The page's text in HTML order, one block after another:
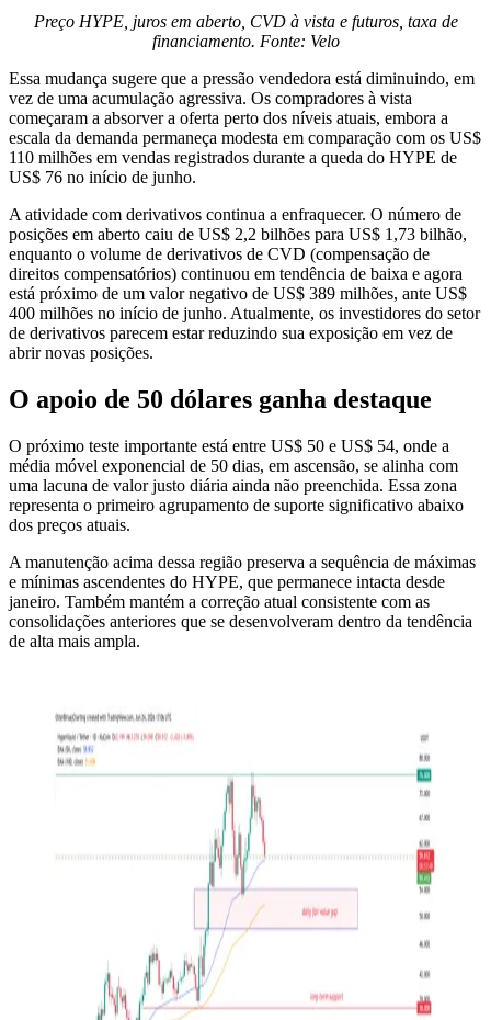
Preço HYPE, juros em aberto, CVD à vista e futuros, taxa de
financiamento. Fonte: Velo
Essa mudança sugere que a pressão vendedora está diminuindo, em
vez de uma acumulação agressiva. Os compradores à vista
começaram a absorver a oferta perto dos níveis atuais, embora a
escala da demanda permaneça modesta em comparação com os US$
110 milhões em vendas registrados durante a queda do HYPE de
US$ 76 no início de junho.
A atividade com derivativos continua a enfraquecer. O número de
posições em aberto caiu de US$ 2,2 bilhões para US$ 1,73 bilhão,
enquanto o volume de derivativos de CVD (compensação de
direitos compensatórios) continuou em tendência de baixa e agora
está próximo de um valor negativo de US$ 389 milhões, ante US$
400 milhões no início de junho. Atualmente, os investidores do setor
de derivativos parecem estar reduzindo sua exposição em vez de
abrir novas posições.
O apoio de 50 dólares ganha destaque
O próximo teste importante está entre US$ 50 e US$ 54, onde a
média móvel exponencial de 50 dias, em ascensão, se alinha com
uma lacuna de valor justo diária ainda não preenchida. Essa zona
representa o primeiro agrupamento de suporte significativo abaixo
dos preços atuais.
A manutenção acima dessa região preserva a sequência de máximas
e mínimas ascendentes do HYPE, que permanece intacta desde
janeiro. Também mantém a correção atual consistente com as
consolidações anteriores que se desenvolveram dentro da tendência
de alta mais ampla.